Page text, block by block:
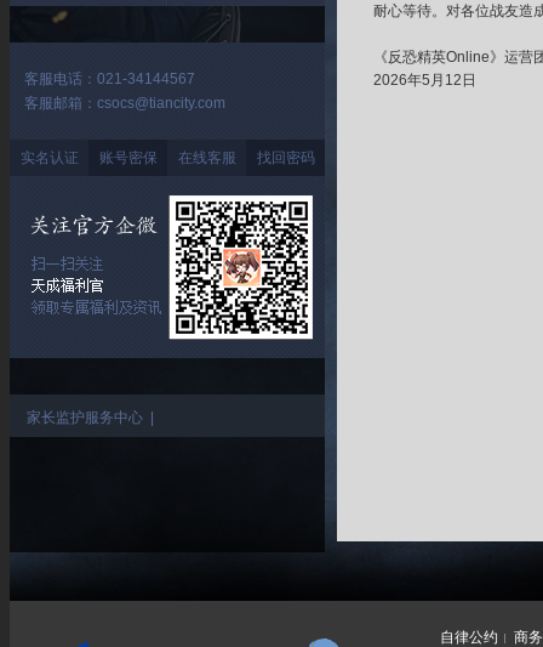
耐心等待。对各位战友造
《反恐精英Online》运营
2026年5月12日
客服电话：021-34144567
客服邮箱：csocs@tiancity.com
实名认证 账号密保 在线客服 找回密码
家长监护服务中心
自律公约
商